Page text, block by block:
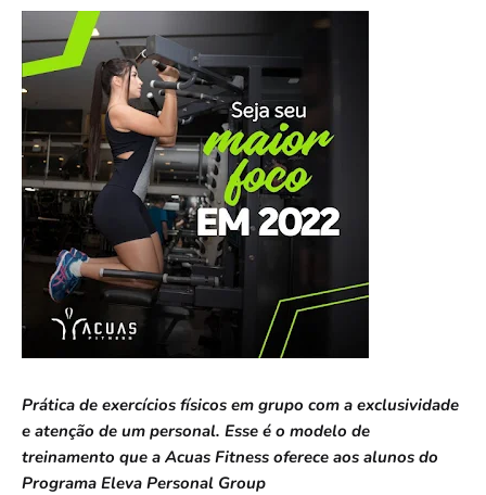
Prática de exercícios físicos em grupo com a exclusividade
e atenção de um personal. Esse é o modelo de
treinamento que a Acuas Fitness oferece aos alunos do
Programa Eleva Personal Group